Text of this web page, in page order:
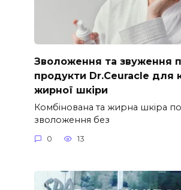
Зволоження та звуження
продукти Dr.Ceuracle для
жирної шкіри
Комбінована та жирна шкіра
зволоження без
0 13